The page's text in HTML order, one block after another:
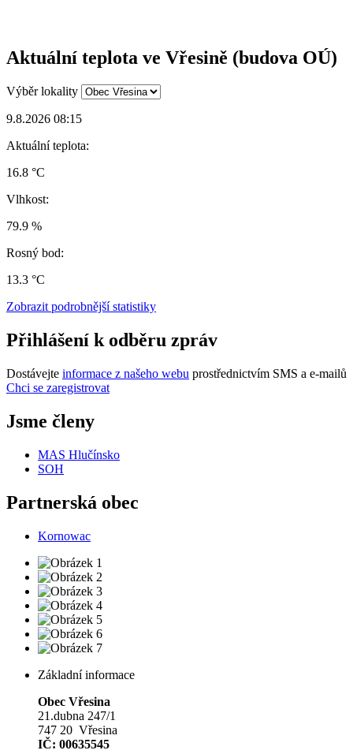
Aktuální teplota ve Vřesině (budova OÚ)
Výběr lokality
9.8.2026 08:15
Aktuální teplota:
16.8 °C
Vlhkost:
79.9 %
Rosný bod:
13.3 °C
Zobrazit podrobnější statistiky
Přihlášení k odběru zpráv
Dostávejte informace z našeho webu prostřednictvím SMS a e-mailů
Chci se zaregistrovat
Jsme členy
MAS Hlučínsko
SOH
Partnerská obec
Kornowac
Základní informace
Obec Vřesina
21.dubna 247/1
747 20 Vřesina
IČ: 00635545